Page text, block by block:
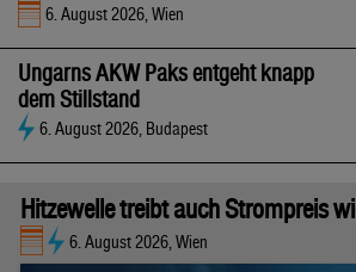
6. August 2026, Wien
Ungarns AKW Paks entgeht knapp
dem Stillstand
6. August 2026, Budapest
Hitzewelle treibt auch Strompreis
6. August 2026, Wien